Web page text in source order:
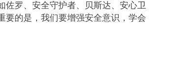
佐罗、安全守护者、贝斯达、安心卫
要的是，我们要增强安全意识，学会